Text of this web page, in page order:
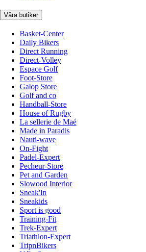
Våra butiker
Basket-Center
Daily Bikers
Direct Running
Direct-Volley
Espace Golf
Foot-Store
Galop Store
Golf and co
Handball-Store
House of Rugby
La sellerie de Maé
Made in Paradis
Nauti-wave
On-Fight
Padel-Expert
Pecheur-Store
Pet and Garden
Slowood Interior
Sneak'In
Sneakids
Sport is good
Training-Fit
Trek-Expert
Triathlon-Expert
TripnBikers